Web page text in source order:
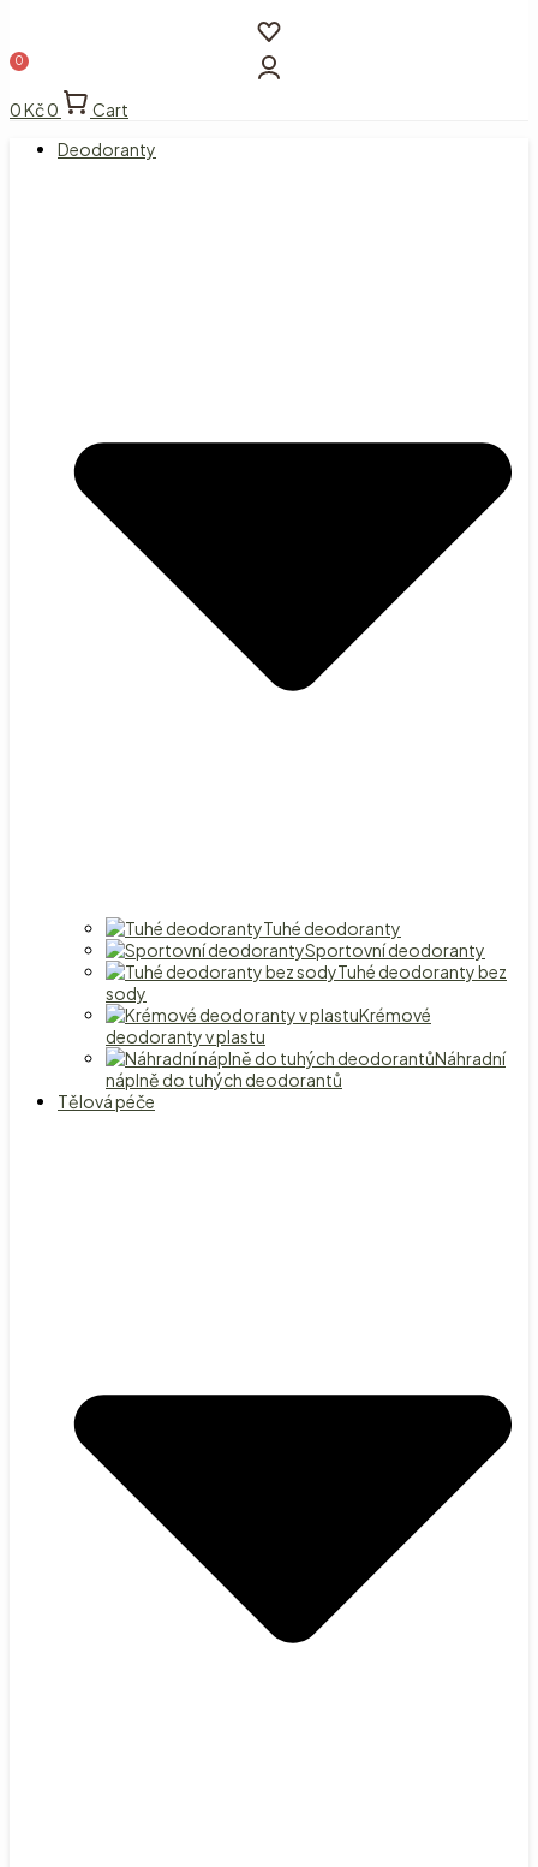
0Kč0
Cart
Deodoranty
Tuhé deodoranty
Sportovní deodoranty
Tuhé deodoranty bez
sody
Krémové
deodoranty v plastu
Náhradní
náplně do tuhých deodorantů
Tělová péče